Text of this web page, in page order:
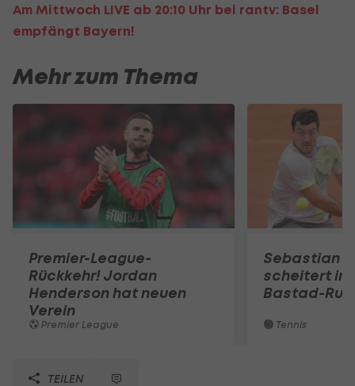
Am Mittwoch LIVE ab 20:10 Uhr bei rantv: Basel
empfängt Bayern!
Mehr zum Thema
Premier-League-
Rückkehr! Jordan
Henderson hat neuen
Verein
Premier League
Sebastian
scheitert in
Bastad-
Tennis
TEILEN